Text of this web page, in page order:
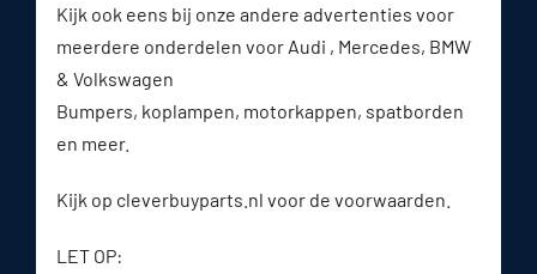
Kijk ook eens bij onze andere advertenties voor
meerdere onderdelen voor Audi , Mercedes, BMW
& Volkswagen
Bumpers, koplampen, motorkappen, spatborden
en meer.
Kijk op cleverbuyparts.nl voor de voorwaarden.
LET OP: